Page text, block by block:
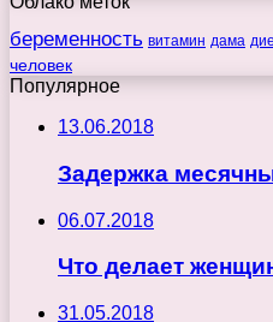
беременность витамин дама
человек
Популярное
13.06.2018
Задержка
06.07.2018
Что делает
31.05.2018